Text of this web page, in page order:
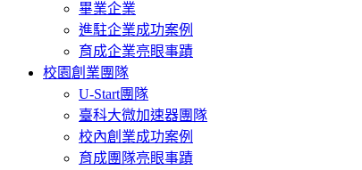
畢業企業
進駐企業成功案例
育成企業亮眼事蹟
校園創業團隊
U-Start團隊
臺科大微加速器團隊
校內創業成功案例
育成團隊亮眼事蹟